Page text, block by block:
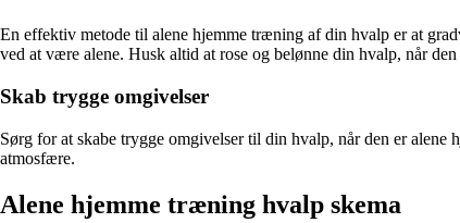
En effektiv metode til alene hjemme træning af din hvalp er at
ved at være alene. Husk altid at rose og belønne din hvalp, når
Skab trygge omgivelser
Sørg for at skabe trygge omgivelser til din hvalp, når den er
atmosfære.
Alene hjemme træning hvalp skema